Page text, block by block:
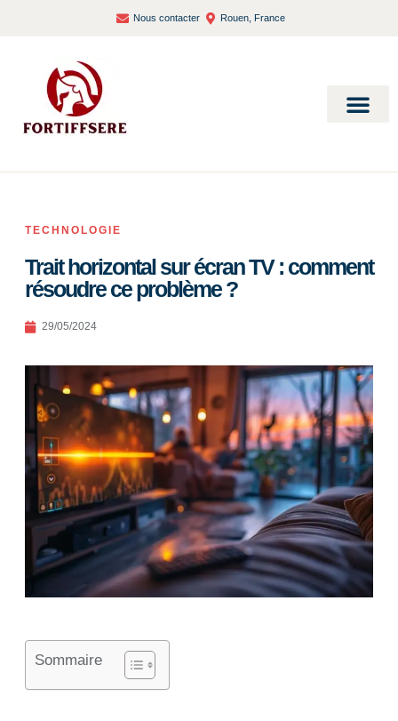
Nous contacter Rouen, France
TECHNOLOGIE
Trait horizontal sur écran TV : comment
résoudre ce problème ?
29/05/2024
Sommaire